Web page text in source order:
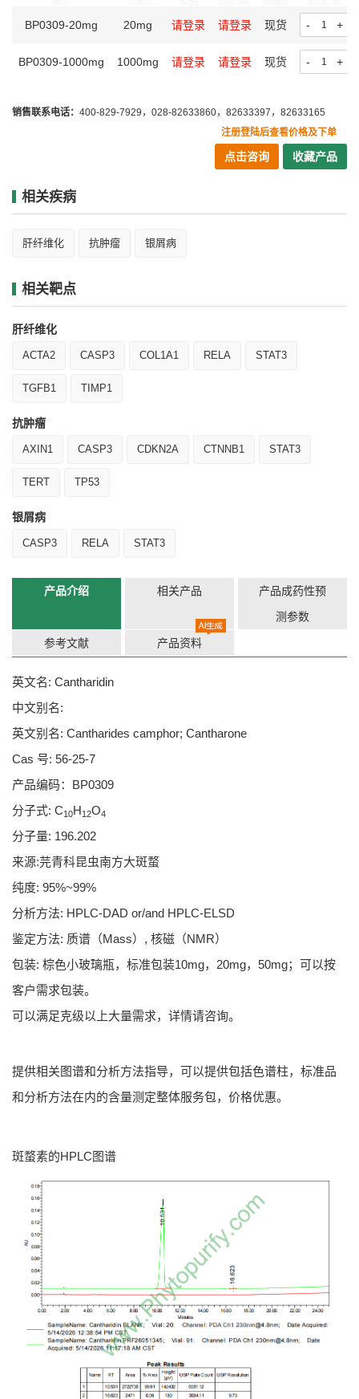
BP0309-20mg 20mg 请登录 请登录 现货 - +
BP0309-1000mg 1000mg 请登录 请登录 现货 - +
销售联系电话： 400-829-7929，028-82633860，82633397，82633165
注册登陆后查看价格及下单
点击咨询 收藏产品
相关疾病
肝纤维化 抗肿瘤 银屑病
相关靶点
肝纤维化
ACTA2 CASP3 COL1A1 RELA STAT3
TGFB1 TIMP1
抗肿瘤
AXIN1 CASP3 CDKN2A CTNNB1 STAT3
TERT TP53
银屑病
CASP3 RELA STAT3
产品介绍 相关产品
产品成药性预
测参数
参考文献 产品资料
英文名: Cantharidin
中文别名:
英文别名: Cantharides camphor; Cantharone
Cas 号: 56-25-7
产品编码：BP0309
分子式: C10H12O4
分子量: 196.202
来源:芫青科昆虫南方大斑蝥
纯度: 95%~99%
分析方法: HPLC-DAD or/and HPLC-ELSD
鉴定方法: 质谱（Mass）, 核磁（NMR）
包装: 棕色小玻璃瓶，标准包装10mg，20mg，50mg；可以按
客户需求包装。
可以满足克级以上大量需求，详情请咨询。
提供相关图谱和分析方法指导，可以提供包括色谱柱，标准品
和分析方法在内的含量测定整体服务包，价格优惠。
斑蝥素的HPLC图谱